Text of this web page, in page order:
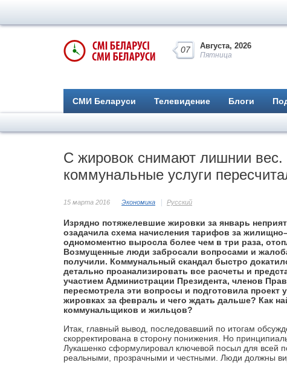
07 Августа, 2026
Пятница
СМИ Беларуси Телевидение Блоги
С жировок снимают лишнии
коммунальные услуги
15 марта 2016 Экономика Русский
Изрядно потяжелевшие жировки за январь
озадачила схема начисления тарифов за
одномоментно выросла более чем в три раза,
Возмущенные люди забросали вопросами и
получили. Коммунальный скандал быстро
детально проанализировать все расчеты и
участием Администрации Президента, членов
пересмотрела эти вопросы и подготовила проект
жировках за февраль и чего ждать дальше? Как
коммунальщиков и жильцов?
Итак, главный вывод, последовавший по итогам
скорректирована в сторону понижения. Но
Лукашенко сформулировал ключевой посыл для
реальными, прозрачными и честными. Люди должны